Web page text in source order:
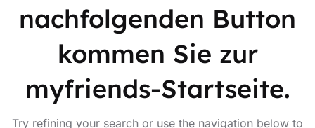
nachfolgenden Button
kommen Sie zur
myfriends-Startseite.
Try refining your search or use the navigation below to